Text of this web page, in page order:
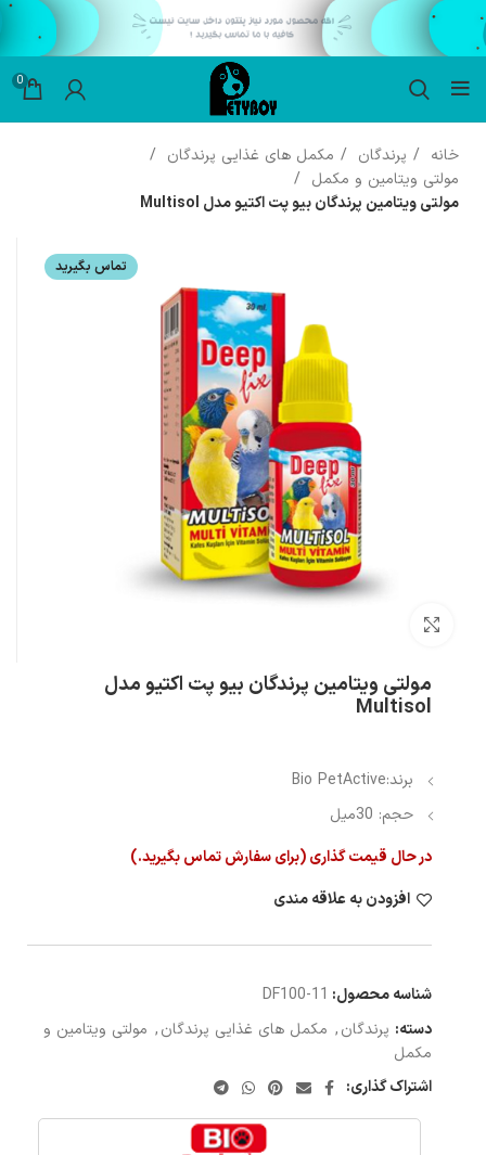
0
خانه پرندگان
مکمل های غذایی پرندگان
مولتی ویتامین و مکمل
مولتی ویتامین پرندگان بیو پت اکتیو مدل Multisol
تماس بگیرید
مولتی ویتامین پرندگان بیو پت اکتیو مدل
Multisol
برند:Bio PetActive
حجم: 30میل
در حال قیمت گذاری (برای سفارش تماس بگیرید.)
افزودن به علاقه مندی
شناسه محصول: 11-DF100
دسته: پرندگان, مکمل های غذایی پرندگان, مولتی ویتامین و
مکمل
اشتراک گذاری: